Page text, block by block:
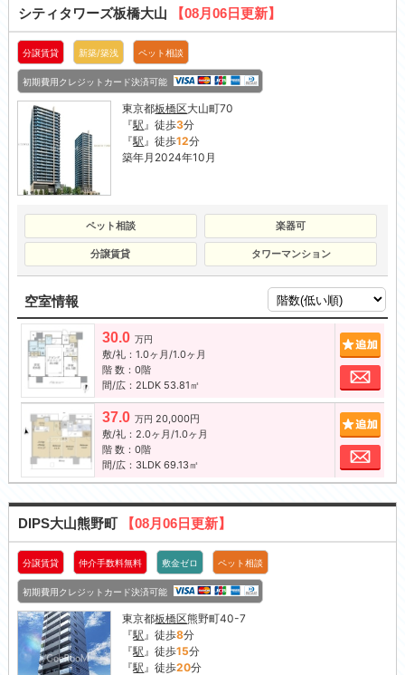
シティタワーズ板橋大山 【08月06日更新】
分譲賃貸 新築/築浅 ペット相談
初期費用クレジットカード決済可能
東京都板橋区大山町70
『駅 』徒歩3分
『駅 』徒歩12分
築年月2024年10月
ペット相談 楽器可
分譲賃貸 タワーマンション
空室情報
30.0 万円
敷/礼：1.0ヶ月/1.0ヶ月
階 数：0階
間/広：2LDK 53.81㎡
お
37.0 万円 20,000円
敷/礼：2.0ヶ月/1.0ヶ月
階 数：0階
間/広：3LDK 69.13㎡
お
DIPS大山熊野町 【08月06日更新】
分譲賃貸 仲介手数料無料 敷金ゼロ ペット相談
初期費用クレジットカード決済可能
東京都板橋区熊野町40-7
『駅 』徒歩8分
『駅 』徒歩15分
『駅 』徒歩20分